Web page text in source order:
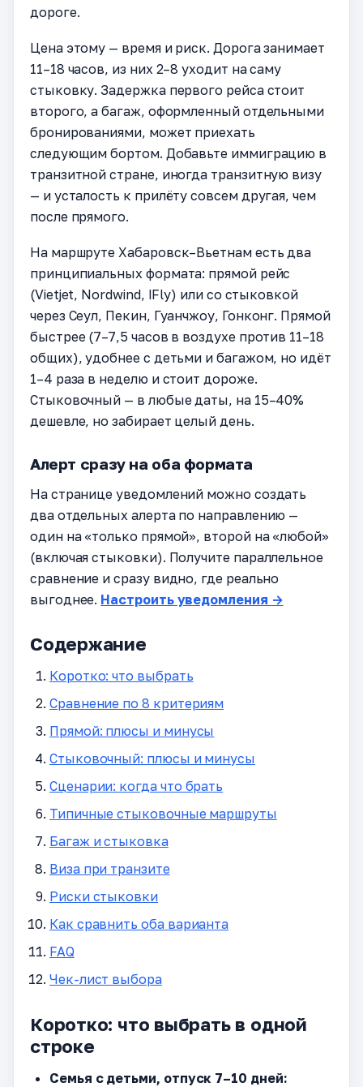
дороге.
Цена этому — время и риск. Дорога занимает
11–18 часов, из них 2–8 уходит на саму
стыковку. Задержка первого рейса стоит
второго, а багаж, оформленный отдельными
бронированиями, может приехать
следующим бортом. Добавьте иммиграцию в
транзитной стране, иногда транзитную визу
— и усталость к прилёту совсем другая, чем
после прямого.
На маршруте Хабаровск–Вьетнам есть два
принципиальных формата: прямой рейс
(Vietjet, Nordwind, IFly) или со стыковкой
через Сеул, Пекин, Гуанчжоу, Гонконг. Прямой
быстрее (7–7,5 часов в воздухе против 11–18
общих), удобнее с детьми и багажом, но идёт
1–4 раза в неделю и стоит дороже.
Стыковочный — в любые даты, на 15–40%
дешевле, но забирает целый день.
Алерт сразу на оба формата
На странице уведомлений можно создать
два отдельных алерта по направлению —
один на «только прямой», второй на «любой»
(включая стыковки). Получите параллельное
сравнение и сразу видно, где реально
выгоднее. Настроить уведомления →
Содержание
Коротко: что выбрать
Сравнение по 8 критериям
Прямой: плюсы и минусы
Стыковочный: плюсы и минусы
Сценарии: когда что брать
Типичные стыковочные маршруты
Багаж и стыковка
Виза при транзите
Риски стыковки
Как сравнить оба варианта
FAQ
Чек-лист выбора
Коротко: что выбрать в одной
строке
Семья с детьми, отпуск 7–10 дней: